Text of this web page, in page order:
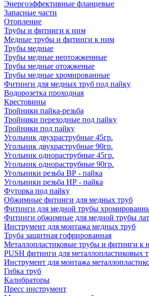
Энергоэффективные фланцевые
Запасные части
Отопление
Трубы и фитинги к ним
Медные трубы и фитинги к ним
Трубы медные
Трубы медные неотожженные
Трубы медные отожженые
Трубы медные хромированные
Фитинги для медных труб под пайку
Водорозетка проходная
Крестовины
Тройники пайка-резьба
Тройники переходные под пайку
Тройники под пайку
Угольник двухраструбные 45гр.
Угольник двухраструбные 90гр.
Угольник однораструбные 45гр.
Угольник однораструбные 90гр.
Угольники резьба ВР - пайка
Угольники резьба НР - пайка
Футорка под пайку
Обжимные фитинги для медных труб
Фитинги для медной трубы
Фитинги обжимные для медной трубы
Инструмент для монтажа медных труб
Труба защитная гофрированная
Металлопластиковые трубы и фитинги к
PUSH фитинги для металлопластиковых
Инструмент для монтажа
Гибка труб
Калибраторы
Пресс инструмент